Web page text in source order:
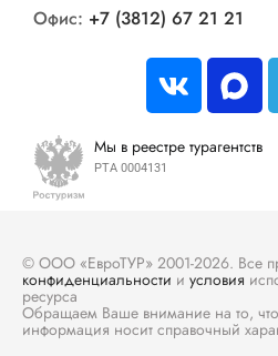
Офис: +7 (3812) 67 21 21
Мы в реестре турагентств
РТА 0004131
© ООО «ЕвроТУР» 2001-2026. Все
конфиденциальности и условия
ресурса
Обращаем Ваше внимание на то,
информация носит справочный